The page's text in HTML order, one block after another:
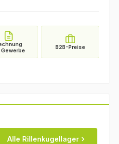
Alle Rillenkugellager